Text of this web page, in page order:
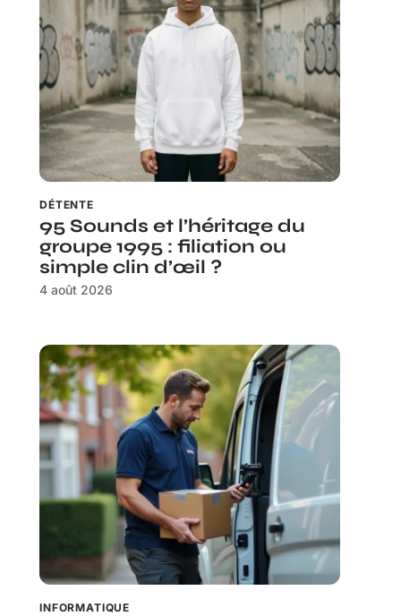
DÉTENTE
95 Sounds et l’héritage du
groupe 1995 : filiation ou
simple clin d’œil ?
4 août 2026
INFORMATIQUE